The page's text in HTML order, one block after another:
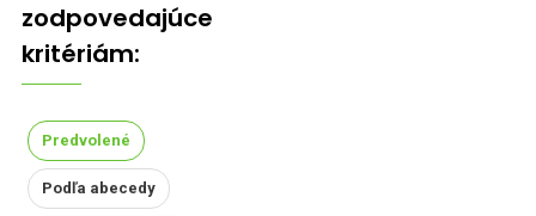
zodpovedajúce
kritériám:
Predvolené
Podľa abecedy